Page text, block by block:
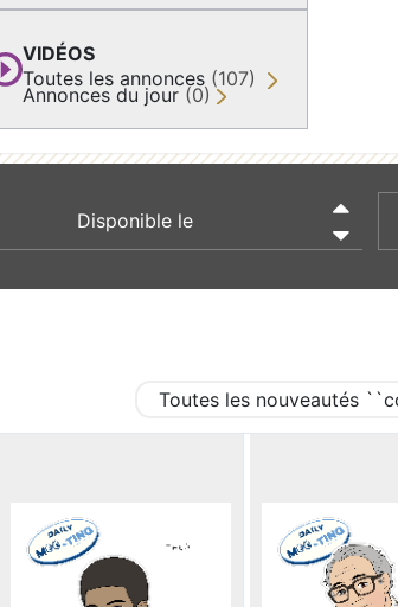
VIDÉOS
Toutes les annonces (107)
Annonces du jour (0)

Toutes les nouveautés